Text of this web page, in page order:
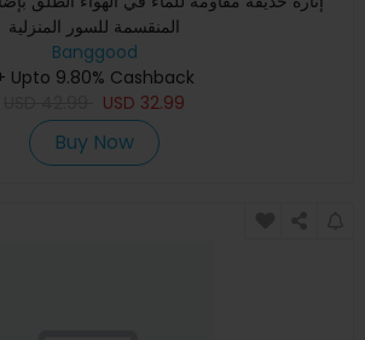
المنقسمة للسور المنزلية
Banggood
Upto 9.80% Cashback
USD 32.99
Buy Now